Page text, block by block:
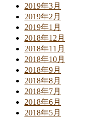
2019年3月
2019年2月
2019年1月
2018年12月
2018年11月
2018年10月
2018年9月
2018年8月
2018年7月
2018年6月
2018年5月